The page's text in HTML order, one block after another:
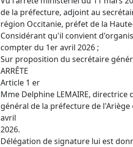
de la préfecture, adjoint au
région Occitanie, préfet de la
Considérant qu'il convient
compter du 1er avril 2026 ;
Sur proposition du secrétaire
ARRÊTE
Article 1 er
Mme Delphine LEMAIRE,
général de la préfecture de
avril
2026.
Délégation de signature lui est